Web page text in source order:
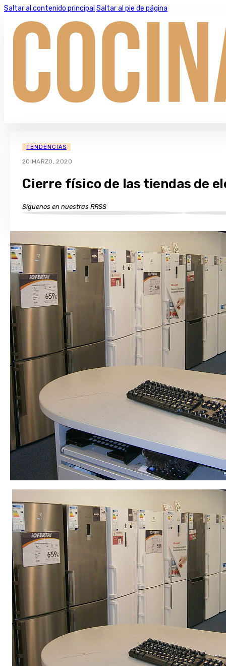
Saltar al contenido principal Saltar al pie de página
TENDENCIAS
20 MARZO, 2020
Cierre físico de las tiendas de
Síguenos en nuestras RRSS